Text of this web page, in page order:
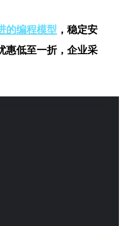
的编程模型 ，稳定安
惠低至一折，企业采